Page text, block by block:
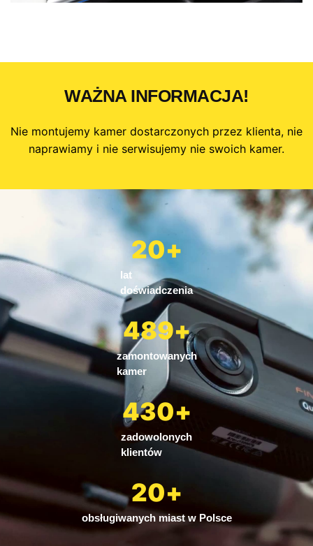
WAŻNA INFORMACJA!
Nie montujemy kamer dostarczonych przez klienta, nie
naprawiamy i nie serwisujemy nie swoich kamer.
lat
doświadczenia
20+
zamontowanych
kamer
489+
zadowolonych
klientów
430+
obsługiwanych miast w Polsce
20+